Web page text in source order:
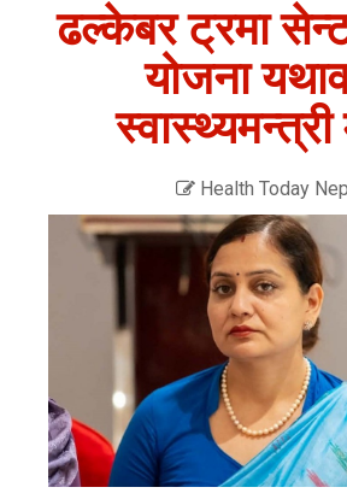
ढल्केबर ट्रमा
योजना
स्वास्थ्यमन्त्री
Health Today